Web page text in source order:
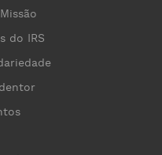
do IRS